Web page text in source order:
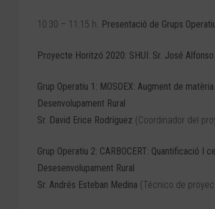
10:30 – 11:15 h. Presentació de Grups
Proyecte Horitzó 2020: SHUI: Sr. José
Grup Operatiu 1: MOSOEX: Augment de
Desenvolupament Rural
Sr. David Erice Rodríguez (Coordinador del
Grup Operatiu 2: CARBOCERT: Quantificació
Desesenvolupament Rural
Sr. Andrés Esteban Medina (Técnico de